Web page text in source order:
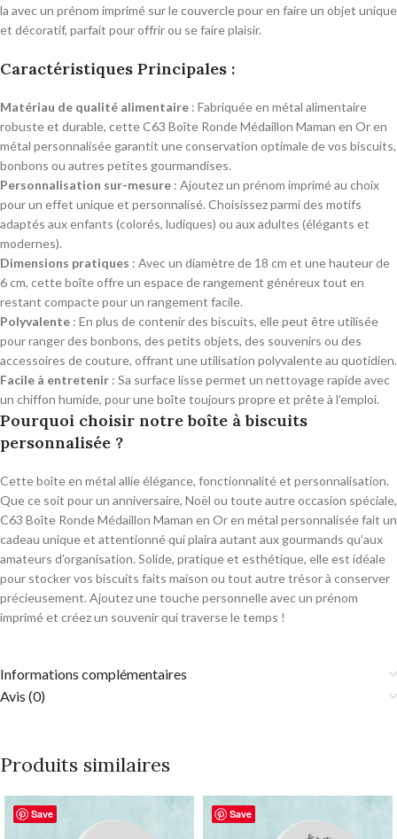
la avec un prénom imprimé sur le couvercle pour en faire un objet unique
et décoratif, parfait pour offrir ou se faire plaisir.
Caractéristiques Principales :
Matériau de qualité alimentaire : Fabriquée en métal alimentaire
robuste et durable, cette C63 Boîte Ronde Médaillon Maman en Or en
métal personnalisée garantit une conservation optimale de vos biscuits,
bonbons ou autres petites gourmandises.
Personnalisation sur-mesure : Ajoutez un prénom imprimé au choix
pour un effet unique et personnalisé. Choisissez parmi des motifs
adaptés aux enfants (colorés, ludiques) ou aux adultes (élégants et
modernes).
Dimensions pratiques : Avec un diamètre de 18 cm et une hauteur de
6 cm, cette boîte offre un espace de rangement généreux tout en
restant compacte pour un rangement facile.
Polyvalente : En plus de contenir des biscuits, elle peut être utilisée
pour ranger des bonbons, des petits objets, des souvenirs ou des
accessoires de couture, offrant une utilisation polyvalente au quotidien.
Facile à entretenir : Sa surface lisse permet un nettoyage rapide avec
un chiffon humide, pour une boîte toujours propre et prête à l’emploi.
Pourquoi choisir notre boîte à biscuits
personnalisée ?
Cette boîte en métal allie élégance, fonctionnalité et personnalisation.
Que ce soit pour un anniversaire, Noël ou toute autre occasion spéciale,
C63 Boîte Ronde Médaillon Maman en Or en métal personnalisée fait un
cadeau unique et attentionné qui plaira autant aux gourmands qu’aux
amateurs d’organisation. Solide, pratique et esthétique, elle est idéale
pour stocker vos biscuits faits maison ou tout autre trésor à conserver
précieusement. Ajoutez une touche personnelle avec un prénom
imprimé et créez un souvenir qui traverse le temps !
Informations complémentaires
Avis (0)
Produits similaires
Save Save